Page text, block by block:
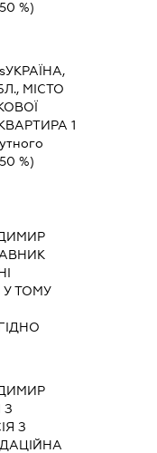
%)
УКРАЇНА,
МІСТО
1
%)
ТОМУ
З
З